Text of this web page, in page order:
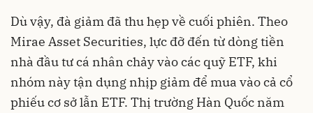
Dù vậy, đà giảm đã thu hẹp về cuối phiên. Theo
Mirae Asset Securities, lực đỡ đến từ dòng tiền
nhà đầu tư cá nhân chảy vào các quỹ ETF, khi
nhóm này tận dụng nhịp giảm để mua vào cả cổ
phiếu cơ sở lẫn ETF. Thị trường Hàn Quốc năm